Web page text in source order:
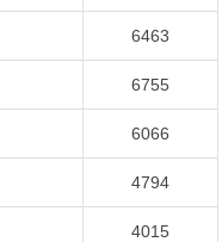
6463
6755
6066
4794
4015